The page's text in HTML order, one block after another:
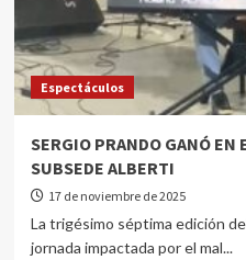
Espectáculos
SERGIO PRANDO GANÓ EN
SUBSEDE ALBERTI
17 de noviembre de 2025
La trigésimo séptima edición
jornada impactada por el mal...